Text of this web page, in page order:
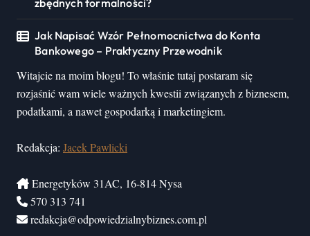
Jak Napisać Wzór Pełnomocnictwa do Konta
Bankowego – Praktyczny Przewodnik
Witajcie na moim blogu! To właśnie tutaj postaram się
rozjaśnić wam wiele ważnych kwestii związanych z biznesem,
podatkami, a nawet gospodarką i marketingiem.
Redakcja: Jacek Pawlicki
Energetyków 31AC, 16-814 Nysa
570 313 741
redakcja@odpowiedzialnybiznes.com.pl